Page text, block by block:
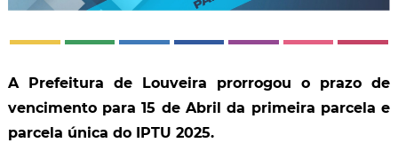
A Prefeitura de Louveira prorrogou o prazo de
vencimento para 15 de Abril da primeira parcela e
parcela única do IPTU 2025.